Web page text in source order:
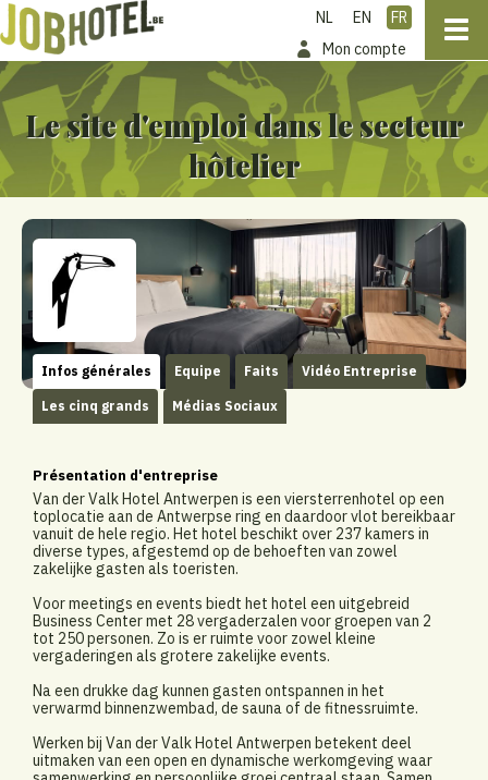
NL EN
FR
Mon compte
Le site d'emploi dans le secteur
hôtelier
Infos générales Equipe Faits Vidéo Entreprise
Les cinq grands Médias Sociaux
Présentation d'entreprise
Van der Valk Hotel Antwerpen is een viersterrenhotel op een
toplocatie aan de Antwerpse ring en daardoor vlot bereikbaar
vanuit de hele regio. Het hotel beschikt over 237 kamers in
diverse types, afgestemd op de behoeften van zowel
zakelijke gasten als toeristen.
Voor meetings en events biedt het hotel een uitgebreid
Business Center met 28 vergaderzalen voor groepen van 2
tot 250 personen. Zo is er ruimte voor zowel kleine
vergaderingen als grotere zakelijke events.
Na een drukke dag kunnen gasten ontspannen in het
verwarmd binnenzwembad, de sauna of de fitnessruimte.
Werken bij Van der Valk Hotel Antwerpen betekent deel
uitmaken van een open en dynamische werkomgeving waar